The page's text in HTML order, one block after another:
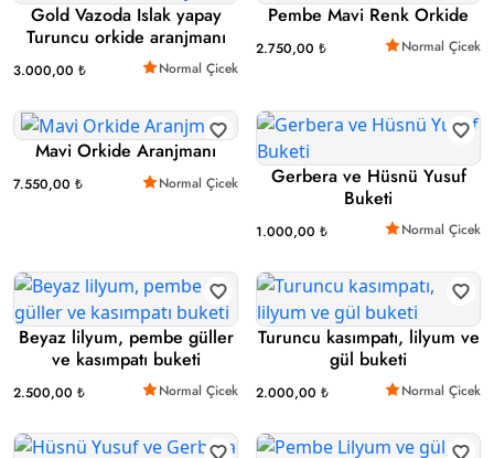
Gold Vazoda Islak yapay
Turuncu orkide aranjmanı
3.000,00 ₺ Normal Çicek
Pembe Mavi Renk Orkide
2.750,00 ₺ Normal Çicek
Mavi Orkide Aranjmanı
7.550,00 ₺ Normal Çicek
Gerbera ve Hüsnü Yusuf
Buketi
1.000,00 ₺ Normal Çicek
Beyaz lilyum, pembe güller
ve kasımpatı buketi
2.500,00 ₺ Normal Çicek
Turuncu kasımpatı, lilyum ve
gül buketi
2.000,00 ₺ Normal Çicek